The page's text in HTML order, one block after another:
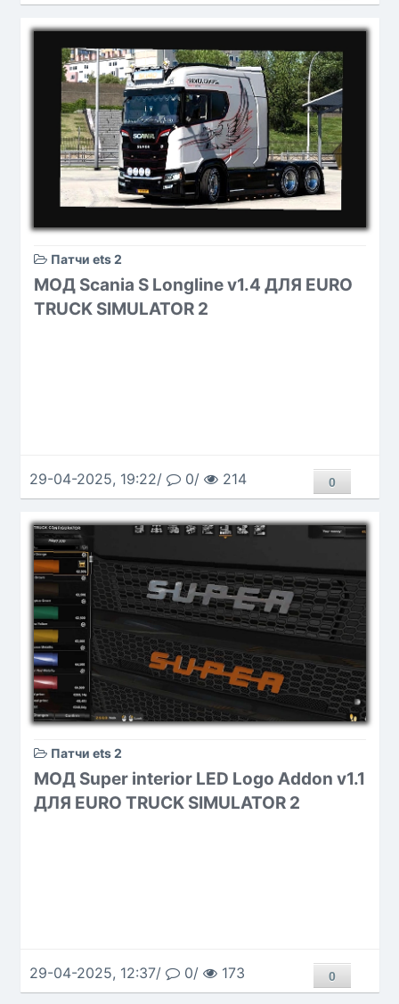
Патчи ets 2
МОД Scania S Longline v1.4 ДЛЯ EURO
TRUCK SIMULATOR 2
29-04-2025, 19:22/ 0/ 214 0
Патчи ets 2
МОД Super interior LED Logo Addon v1.1
ДЛЯ EURO TRUCK SIMULATOR 2
29-04-2025, 12:37/ 0/ 173 0